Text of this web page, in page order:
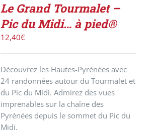
Le Grand Tourmalet –
Pic du Midi… à pied®
12,40€
Découvrez les Hautes-Pyrénées avec
24 randonnées autour du Tourmalet et
du Pic du Midi. Admirez des vues
imprenables sur la chaîne des
Pyrénées depuis le sommet du Pic du
Midi.